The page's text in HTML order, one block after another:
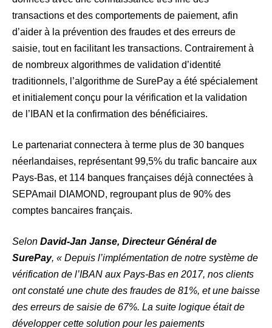
transactions et des comportements de paiement, afin
d’aider à la prévention des fraudes et des erreurs de
saisie, tout en facilitant les transactions. Contrairement à
de nombreux algorithmes de validation d’identité
traditionnels, l’algorithme de SurePay a été spécialement
et initialement conçu pour la vérification et la validation
de l’IBAN et la confirmation des bénéficiaires.
Le partenariat connectera à terme plus de 30 banques
néerlandaises, représentant 99,5% du trafic bancaire aux
Pays-Bas, et 114 banques françaises déjà connectées à
SEPAmail DIAMOND, regroupant plus de 90% des
comptes bancaires français.
Selon David-Jan Janse, Directeur Général de
SurePay, « Depuis l’implémentation de notre système de
vérification de l’IBAN aux Pays-Bas en 2017, nos clients
ont constaté une chute des fraudes de 81%, et une baisse
des erreurs de saisie de 67%. La suite logique était de
développer cette solution pour les paiements